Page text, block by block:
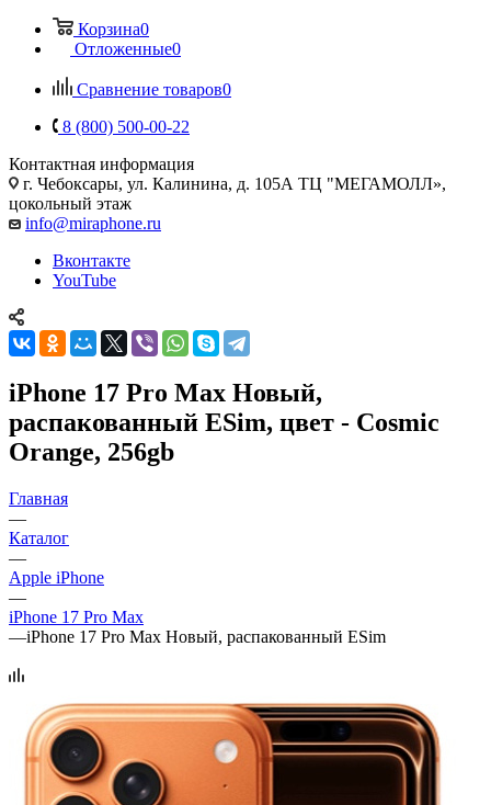
Корзина0
Отложенные0
Сравнение товаров0
8 (800) 500-00-22
Контактная информация
г. Чебоксары, ул. Калинина, д. 105А ТЦ "МЕГАМОЛЛ»,
цокольный этаж
info@miraphone.ru
Вконтакте
YouTube
iPhone 17 Pro Max Новый,
распакованный ESim, цвет - Cosmic
Orange, 256gb
Главная
—
Каталог
—
Apple iPhone
—
iPhone 17 Pro Max
—iPhone 17 Pro Max Новый, распакованный ESim